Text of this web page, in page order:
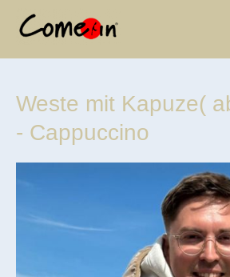
Weste mit Kapuze(
- Cappuccino